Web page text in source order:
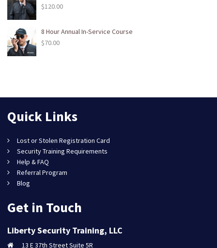
$120.00
8 Hour Annual In-Service Course
$70.00
Quick Links
Lost or Stolen Registration Card
Security Training Requirements
Help & FAQ
Referral Program
Blog
Get in Touch
Liberty Security Training, LLC
13 E 37th Street Suite 5R